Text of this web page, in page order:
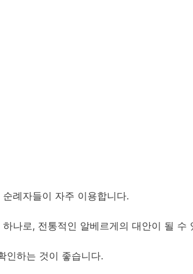
례자들이 자주 이용합니다.
나로, 전통적인 알베르게의 대안이 될 수
인하는 것이 좋습니다.